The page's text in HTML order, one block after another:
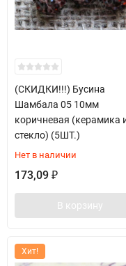
(СКИДКИ!!!) Бусина
Шамбала 05 10мм
коричневая (керамика
стекло) (5ШТ.)
Нет в наличии
173,09 ₽
В корзину
Хит!